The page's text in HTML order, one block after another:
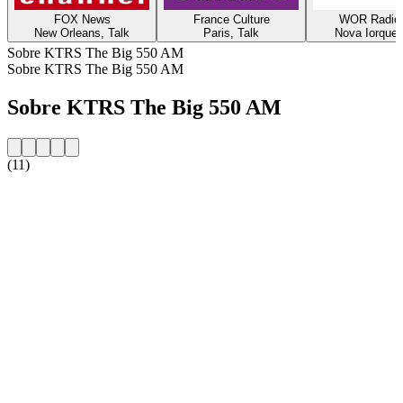
FOX News
New Orleans, Talk
France Culture
Paris, Talk
WOR Radio
Nova
Sobre KTRS The Big 550 AM
Sobre KTRS The Big 550 AM
Sobre KTRS The Big 550 AM
(11)